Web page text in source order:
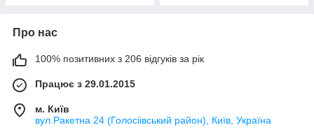
Про нас
100% позитивних з 206 відгуків за рік
Працює з 29.01.2015
м. Київ
вул.Ракетна 24 (Голосіівський район), Київ, Україна